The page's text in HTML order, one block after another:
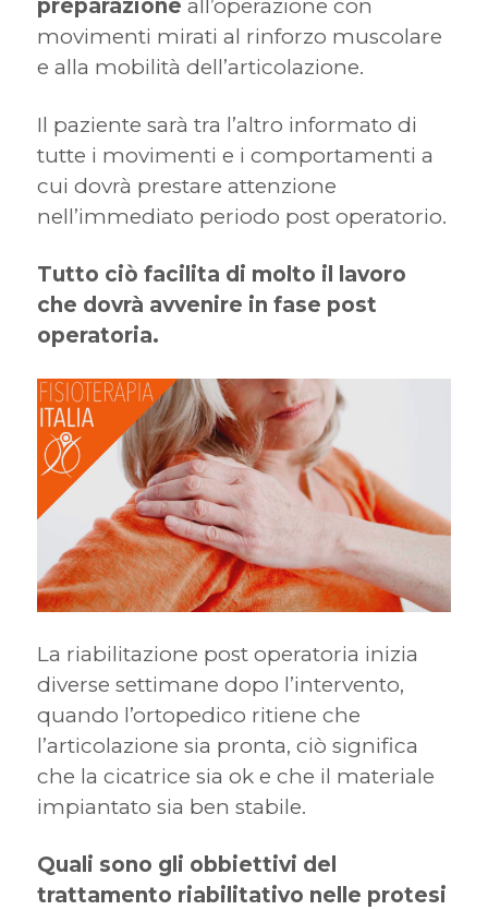
preparazione all’operazione con
movimenti mirati al rinforzo muscolare
e alla mobilità dell’articolazione.
Il paziente sarà tra l’altro informato di
tutte i movimenti e i comportamenti a
cui dovrà prestare attenzione
nell’immediato periodo post operatorio.
Tutto ciò facilita di molto il lavoro
che dovrà avvenire in fase post
operatoria.
La riabilitazione post operatoria inizia
diverse settimane dopo l’intervento,
quando l’ortopedico ritiene che
l’articolazione sia pronta, ciò significa
che la cicatrice sia ok e che il materiale
impiantato sia ben stabile.
Quali sono gli obbiettivi del
trattamento riabilitativo nelle protesi